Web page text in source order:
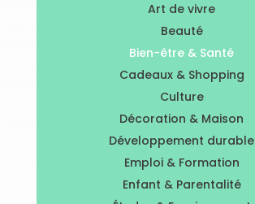
Art de vivre
Beauté
Bien-être & Santé
Cadeaux & Shopping
Culture
Décoration & Maison
Développement durable
Emploi & Formation
Enfant & Parentalité